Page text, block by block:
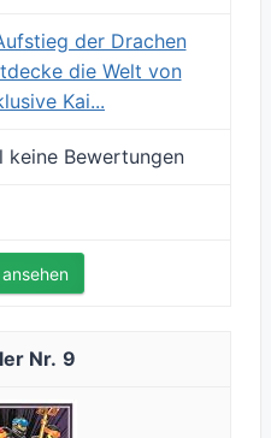
der Drachen
die Welt von
Kai...
keine Bewertungen
9